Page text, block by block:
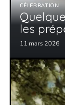
CÉLÉBRATION
les
11 mars 2026